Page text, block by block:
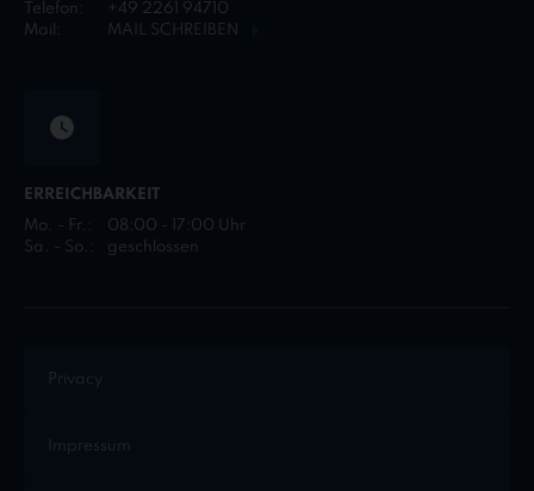
Telefon:
+49 2261 94710
Mail:
MAIL SCHREIBEN
ERREICHBARKEIT
Mo. - Fr.:
08:00 - 17:00 Uhr
Sa. - So.:
geschlossen
Privacy
Impressum